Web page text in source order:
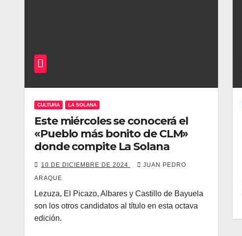
CULTURA LA SOLANA
Este miércoles se conocerá el
«Pueblo más bonito de CLM»
donde compite La Solana
10 DE DICIEMBRE DE 2024
JUAN PEDRO
ARAQUE
Lezuza, El Picazo, Albares y Castillo de Bayuela
son los otros candidatos al título en esta octava
edición.